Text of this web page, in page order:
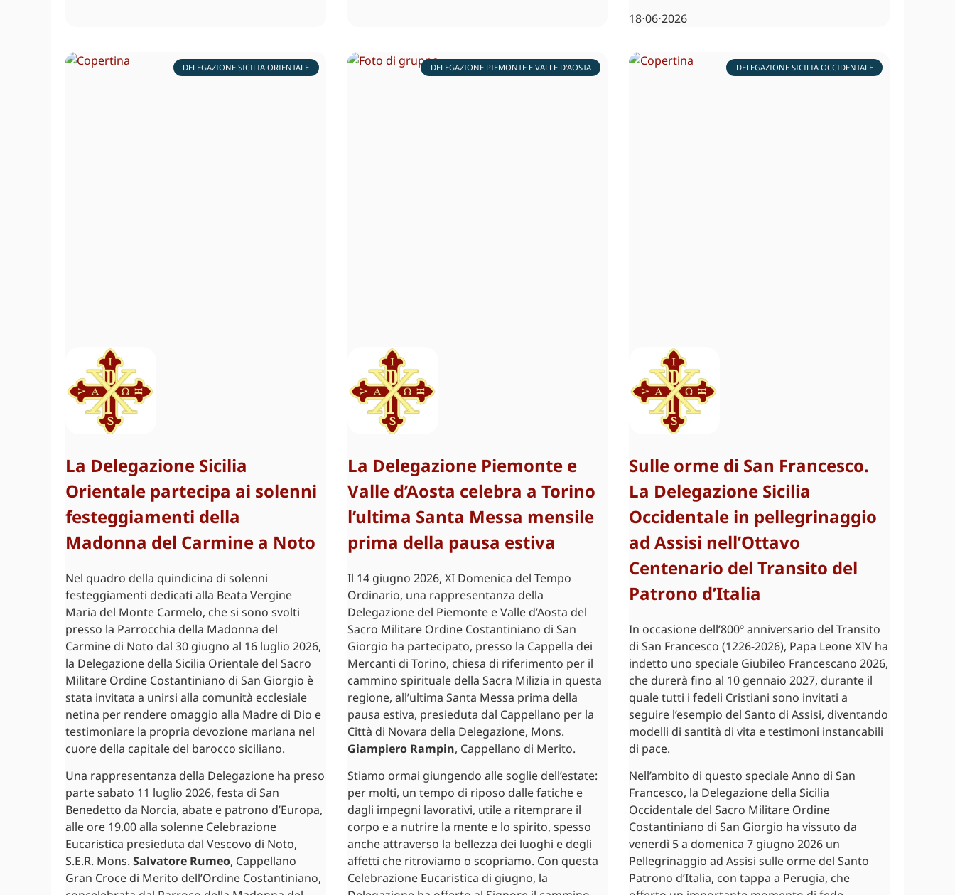
18⋅06⋅2026
DELEGAZIONE SICILIA ORIENTALE
La Delegazione Sicilia
Orientale partecipa ai solenni
festeggiamenti della
Madonna del Carmine a Noto
Nel quadro della quindicina di solenni
festeggiamenti dedicati alla Beata Vergine
Maria del Monte Carmelo, che si sono svolti
presso la Parrocchia della Madonna del
Carmine di Noto dal 30 giugno al 16 luglio 2026,
la Delegazione della Sicilia Orientale del Sacro
Militare Ordine Costantiniano di San Giorgio è
stata invitata a unirsi alla comunità ecclesiale
netina per rendere omaggio alla Madre di Dio e
testimoniare la propria devozione mariana nel
cuore della capitale del barocco siciliano.
Una rappresentanza della Delegazione ha preso
parte sabato 11 luglio 2026, festa di San
Benedetto da Norcia, abate e patrono d’Europa,
alle ore 19.00 alla solenne Celebrazione
Eucaristica presieduta dal Vescovo di Noto,
S.E.R. Mons. Salvatore Rumeo, Cappellano
Gran Croce di Merito dell’Ordine Costantiniano,
DELEGAZIONE PIEMONTE E VALLE D'AOSTA
La Delegazione Piemonte e
Valle d’Aosta celebra a Torino
l’ultima Santa Messa mensile
prima della pausa estiva
Il 14 giugno 2026, XI Domenica del Tempo
Ordinario, una rappresentanza della
Delegazione del Piemonte e Valle d’Aosta del
Sacro Militare Ordine Costantiniano di San
Giorgio ha partecipato, presso la Cappella dei
Mercanti di Torino, chiesa di riferimento per il
cammino spirituale della Sacra Milizia in questa
regione, all’ultima Santa Messa prima della
pausa estiva, presieduta dal Cappellano per la
Città di Novara della Delegazione, Mons.
Giampiero Rampin, Cappellano di Merito.
Stiamo ormai giungendo alle soglie dell’estate:
per molti, un tempo di riposo dalle fatiche e
dagli impegni lavorativi, utile a ritemprare il
corpo e a nutrire la mente e lo spirito, spesso
anche attraverso la bellezza dei luoghi e degli
affetti che ritroviamo o scopriamo. Con questa
Celebrazione Eucaristica di giugno, la
DELEGAZIONE SICILIA OCCIDENTALE
Sulle orme di San Francesco.
La Delegazione Sicilia
Occidentale in pellegrinaggio
ad Assisi nell’Ottavo
Centenario del Transito del
Patrono d’Italia
In occasione dell’800º anniversario del Transito
di San Francesco (1226-2026), Papa Leone XIV ha
indetto uno speciale Giubileo Francescano 2026,
che durerà fino al 10 gennaio 2027, durante il
quale tutti i fedeli Cristiani sono invitati a
seguire l’esempio del Santo di Assisi, diventando
modelli di santità di vita e testimoni instancabili
di pace.
Nell’ambito di questo speciale Anno di San
Francesco, la Delegazione della Sicilia
Occidentale del Sacro Militare Ordine
Costantiniano di San Giorgio ha vissuto da
venerdì 5 a domenica 7 giugno 2026 un
Pellegrinaggio ad Assisi sulle orme del Santo
Patrono d’Italia, con tappa a Perugia, che